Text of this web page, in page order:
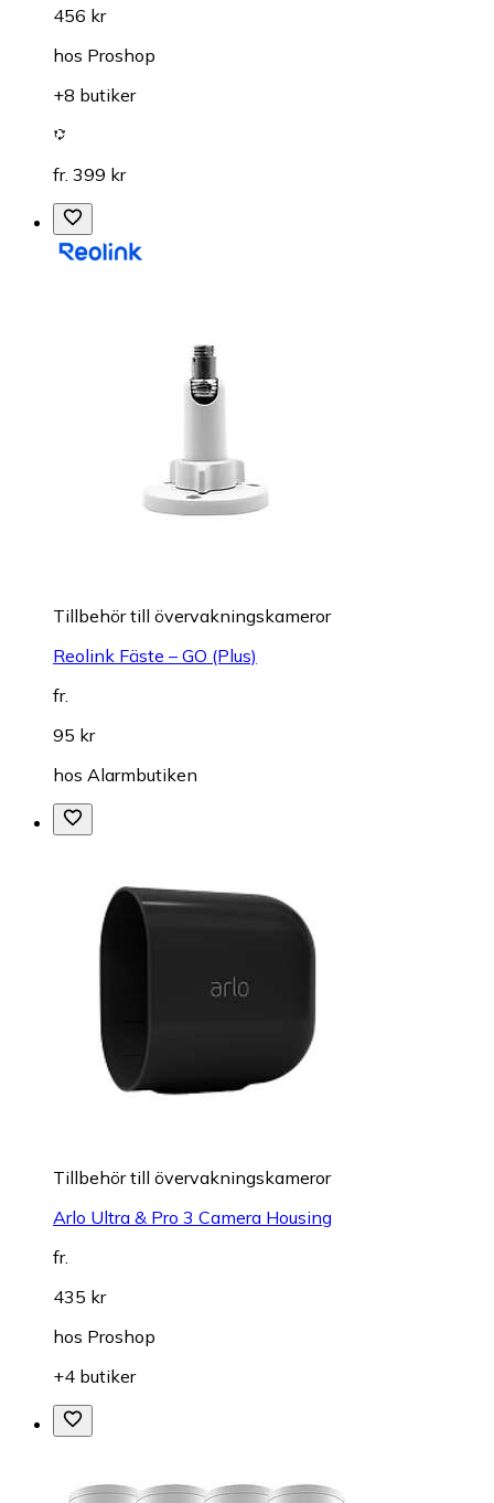
456 kr
hos Proshop
+8 butiker
fr. 399 kr
Tillbehör till övervakningskameror
Reolink Fäste – GO (Plus)
fr.
95 kr
hos Alarmbutiken
Tillbehör till övervakningskameror
Arlo Ultra & Pro 3 Camera Housing
fr.
435 kr
hos Proshop
+4 butiker